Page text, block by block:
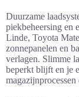
Duurzame
piekbeheersing en
Linde, Toyota
zonnepanelen en
verlagen. Slimme
beperkt blijft en je